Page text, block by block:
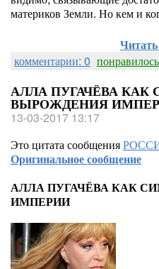
материков Земли. Но кем и
Читать
комментарии: 0
АЛЛА ПУГАЧЁВА КАК
ВЫРОЖДЕНИЯ
13-03-2017 13:17
Это цитата сообщения
Оригинальное сообщение
АЛЛА ПУГАЧЁВА КАК
ИМПЕРИИ